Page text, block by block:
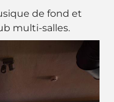
de fond et
multi-salles.